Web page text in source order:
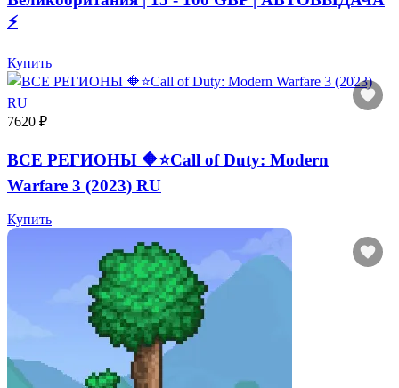
⚡️
Купить
7620 ₽
ВСЕ РЕГИОНЫ 🔶⭐Call of Duty: Modern
Warfare 3 (2023) RU
Купить